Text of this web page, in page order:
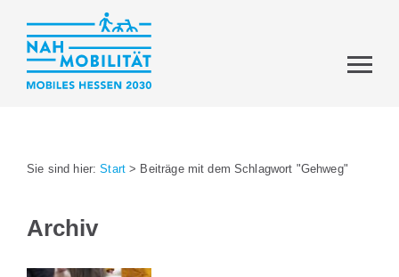
Sie sind hier:Start > Beiträge mit dem Schlagwort "Gehweg"
Archiv